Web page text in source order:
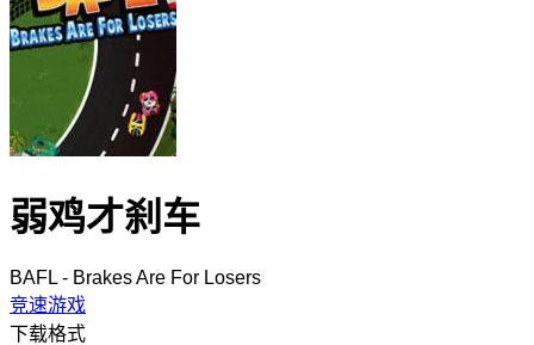
弱鸡才刹车
BAFL - Brakes Are For Losers
竞速游戏
下载格式